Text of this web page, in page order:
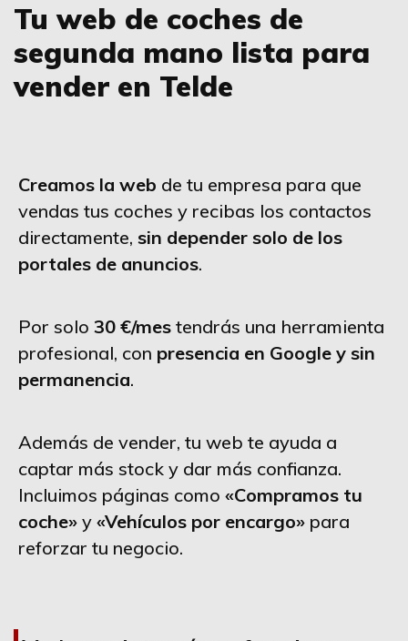
Tu web de coches de
segunda mano lista para
vender en Telde
Creamos la web de tu empresa para que
vendas tus coches y recibas los contactos
directamente, sin depender solo de los
portales de anuncios.
Por solo 30 €/mes tendrás una herramienta
profesional, con presencia en Google y sin
permanencia.
Además de vender, tu web te ayuda a
captar más stock y dar más confianza.
Incluimos páginas como «Compramos tu
coche» y «Vehículos por encargo» para
reforzar tu negocio.